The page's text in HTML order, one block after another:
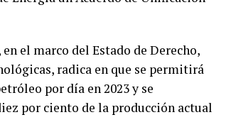
el marco del Estado de Derecho,
radica en que se permitirá
por día en 2023 y se
por ciento de la producción actual